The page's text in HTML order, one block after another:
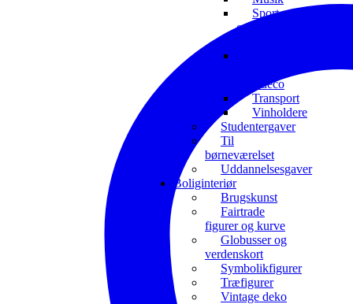
Sport
og
toiletdeco
Transport
Vinholdere
Studentergaver
Til
børneværelset
Uddannelsesgaver
Boliginteriør
Brugskunst
Fairtrade
figurer og kurve
Globusser og
verdenskort
Symbolikfigurer
Træfigurer
Vintage deko